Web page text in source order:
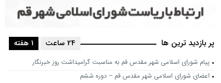
پر بازدید ترین ها 1 هفته 24 ساعت
پیام شورای اسلامی شهر مقدس قم به مناسبت گرامیداشت روز خبرنگار
اعضای شورای اسلامی شهر مقدس قم – دوره ششم